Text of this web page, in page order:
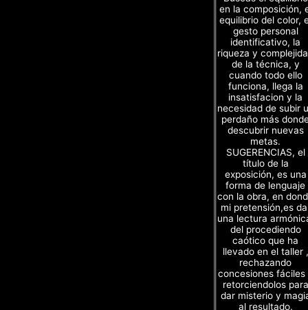
en la composición,
equilibrio del color,
gesto personal
identificativo, la
riqueza y
de la técnica, y
cuando todo ello
funciona, llega la
insatisfacion y la
necesidad de subir
perdaño más
descubrir nuevas
metas.
SUGERENCIAS, el
título de la
exposición, es una
forma de lenguaje
con la obra, en
mi pretensión,es
una lectura
del procediendo
caótico que ha
llevado en el taller ,
rechazando
concesiones fáciles
retorciendolos para
dar misterio y
al resultado.